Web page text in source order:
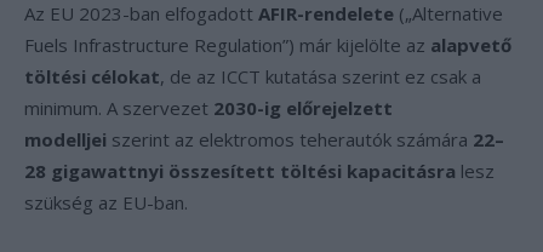
Az EU 2023-ban elfogadott AFIR-rendelete („Alternative
Fuels Infrastructure Regulation”) már kijelölte az alapvető
töltési célokat, de az ICCT kutatása szerint ez csak a
minimum. A szervezet 2030-ig előrejelzett
modelljei szerint az elektromos teherautók számára 22–
28 gigawattnyi összesített töltési kapacitásra lesz
szükség az EU-ban.